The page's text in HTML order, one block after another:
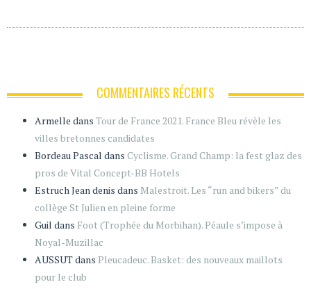
COMMENTAIRES RÉCENTS
Armelle dans Tour de France 2021. France Bleu révèle les
villes bretonnes candidates
Bordeau Pascal dans Cyclisme. Grand Champ: la fest glaz des
pros de Vital Concept-BB Hotels
Estruch Jean denis dans Malestroit. Les “run and bikers” du
collège St Julien en pleine forme
Guil dans Foot (Trophée du Morbihan). Péaule s’impose à
Noyal-Muzillac
AUSSUTdans Pleucadeuc. Basket: des nouveaux maillots
pour le club